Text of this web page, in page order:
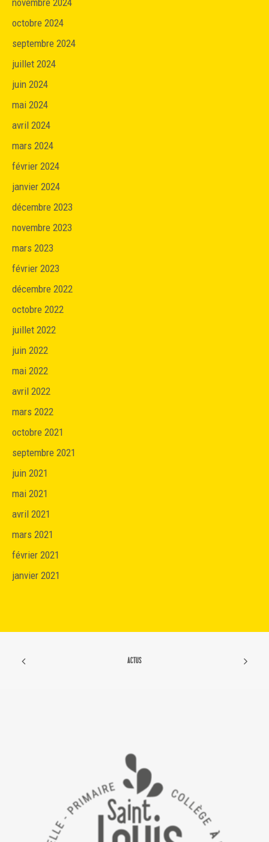
octobre 2024
septembre 2024
juillet 2024
juin 2024
mai 2024
avril 2024
mars 2024
février 2024
janvier 2024
décembre 2023
novembre 2023
mars 2023
février 2023
décembre 2022
octobre 2022
juillet 2022
juin 2022
mai 2022
avril 2022
mars 2022
octobre 2021
septembre 2021
juin 2021
mai 2021
avril 2021
mars 2021
février 2021
janvier 2021
ACTUS